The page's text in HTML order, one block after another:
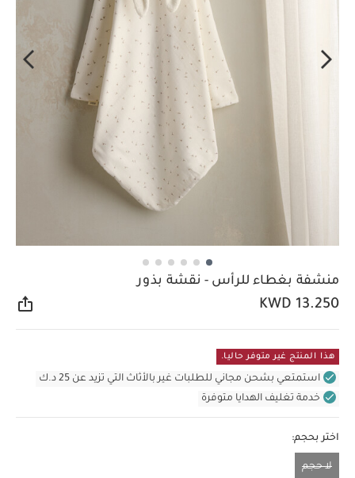
منشفة بغطاء للرأس - نقشة بذور
KWD 13.250
هذا المنتج غير متوفر حاليا.
استمتعي بشحن مجاني للطلبات غير بالأثاث التي تزيد عن 25 د.ك
خدمة تغليف الهدايا متوفرة
اختر بحجم:
لا حجم